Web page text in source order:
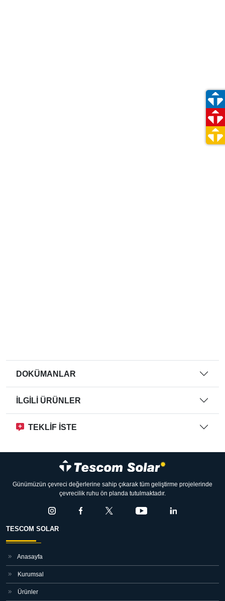
DOKÜMANLAR
İLGİLİ ÜRÜNLER
TEKLİF İSTE
Günümüzün çevreci değerlerine sahip çıkarak tüm geliştirme projelerinde
çevrecilik ruhu ön planda tutulmaktadır.
TESCOM SOLAR
Anasayfa
Kurumsal
Ürünler